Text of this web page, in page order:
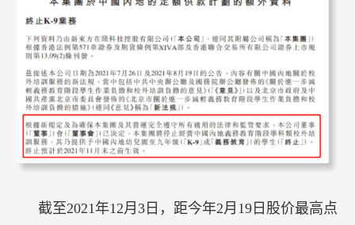
截至2021年12月3日，距今年2月19日股价最高点